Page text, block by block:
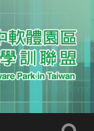
區發展
Software Park